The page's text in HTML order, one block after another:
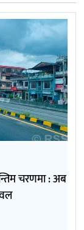
चरणमा : अब